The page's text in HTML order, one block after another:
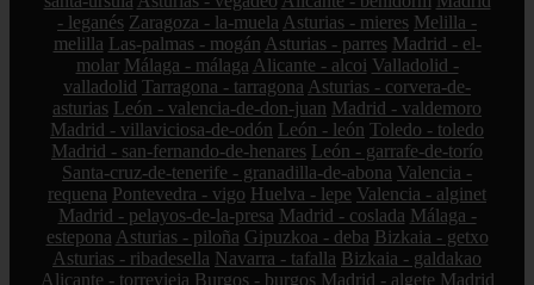
- leganés Zaragoza - la-muela Asturias - mieres Melilla -
melilla Las-palmas - mogán Asturias - parres Madrid - el-
molar Málaga - málaga Alicante - alcoi Valladolid -
valladolid Tarragona - tarragona Asturias - corvera-de-
asturias León - valencia-de-don-juan Madrid - valdemoro
Madrid - villaviciosa-de-odón León - león Toledo - toledo
Madrid - san-fernando-de-henares León - garrafe-de-torío
Santa-cruz-de-tenerife - granadilla-de-abona Valencia -
requena Pontevedra - vigo Huelva - lepe Valencia - alginet
Madrid - pelayos-de-la-presa Madrid - coslada Málaga -
estepona Asturias - piloña Gipuzkoa - deba Bizkaia - getxo
Asturias - ribadesella Navarra - tafalla Bizkaia - galdakao
Alicante - torrevieja Burgos - burgos Madrid - algete Madrid